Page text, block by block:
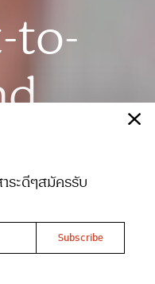
to-
โทก
1144
ระดีๆสมัครรับ